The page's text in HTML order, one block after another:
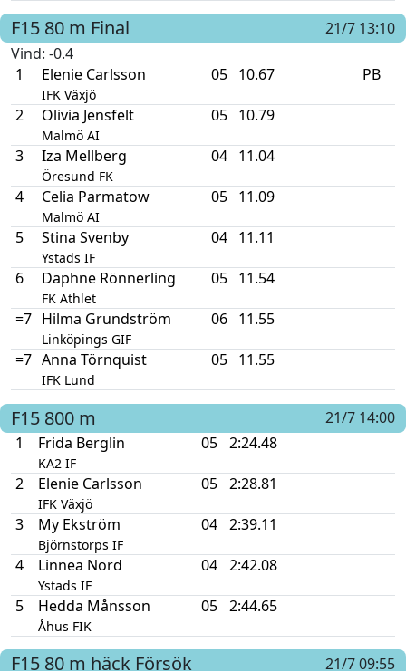
F15 80 m Final
21/7 13:10
Vind: -0.4
1
Elenie Carlsson
IFK Växjö
05 10.67 PB
2 Olivia Jensfelt
Malmö AI
05 10.79
3 Iza Mellberg
Öresund FK
04 11.04
4 Celia Parmatow
Malmö AI
05 11.09
5 Stina Svenby
Ystads IF
04 11.11
6 Daphne Rönnerling
FK Athlet
05 11.54
=7 Hilma Grundström
Linköpings GIF
06 11.55
=7 Anna Törnquist
IFK Lund
05 11.55
F15 800 m
21/7 14:00
1
Frida Berglin
KA2 IF
05 2:24.48
2 Elenie Carlsson
IFK Växjö
05 2:28.81
3 My Ekström
Björnstorps IF
04 2:39.11
4 Linnea Nord
Ystads IF
04 2:42.08
5 Hedda Månsson
Åhus FIK
05 2:44.65
F15 80 m häck Försök 21/7 09:55